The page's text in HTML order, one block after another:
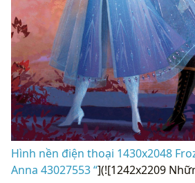
Hình nền điện thoại 1430x2048
Anna 43027553 “](![1242x2209